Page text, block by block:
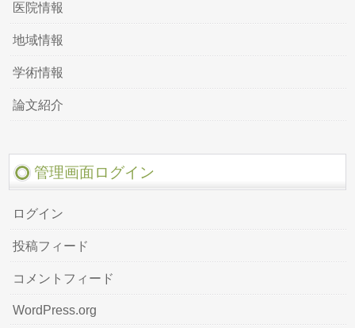
医院情報
地域情報
学術情報
論文紹介
管理画面ログイン
ログイン
投稿フィード
コメントフィード
WordPress.org